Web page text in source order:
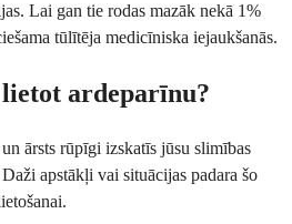
Lai gan tie rodas mazāk nekā 1%
tūlītēja medicīniska iejaukšanās.
ardeparīnu?
ārsts rūpīgi izskatīs jūsu slimības
apstākļi vai situācijas padara šo